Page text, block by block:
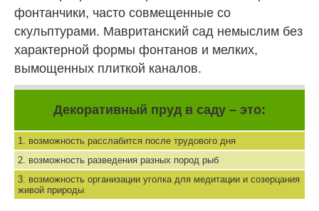
фонтанчики, часто совмещенные со
скульптурами. Мавританский сад немыслим без
характерной формы фонтанов и мелких,
вымощенных плиткой каналов.
Декоративный пруд в саду – это:
1. возможность расслабится после трудового дня
2. возможность разведения разных пород рыб
3. возможность организации уголка для медитации и созерцания
живой природы